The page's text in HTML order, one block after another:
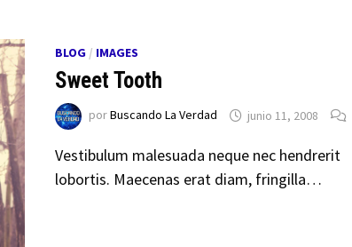
BLOG / IMAGES
Sweet Tooth
porBuscando La Verdad junio 11, 2008
Vestibulum malesuada neque nec hendrerit
lobortis. Maecenas erat diam, fringilla…